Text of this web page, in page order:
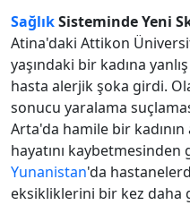
SağlıkSisteminde Yeni
Atina'daki Attikon
yaşındaki bir kadına
hasta alerjik şoka girdi.
sonucu yaralama
Arta'da hamile bir
hayatını
Yunanistan'da
eksikliklerini bir kez daha